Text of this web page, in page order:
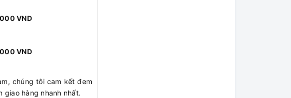
VND
VND
chúng tôi cam kết đem
giao hàng nhanh nhất.